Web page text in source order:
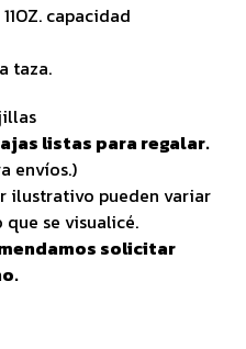
capacidad
taza.
listas para regalar.
envíos.)
ilustrativo pueden variar
se visualicé.
solicitar